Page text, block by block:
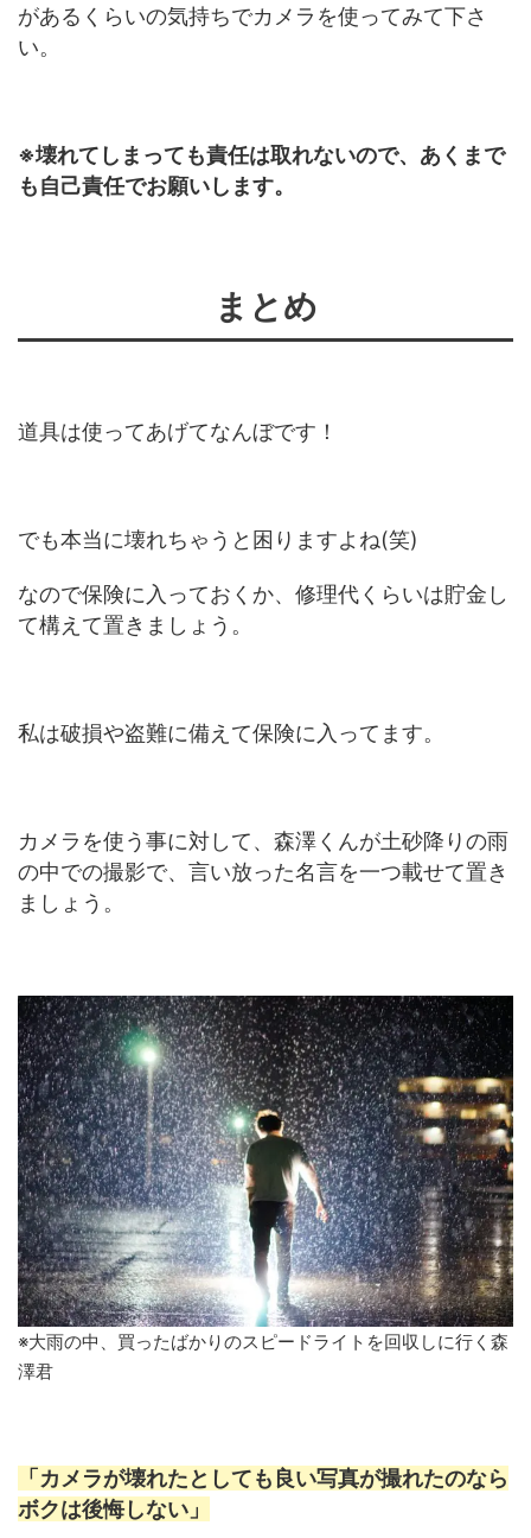
があるくらいの気持ちでカメラを使ってみて下さ
い。
※壊れてしまっても責任は取れないので、あくまで
も自己責任でお願いします。
まとめ
道具は使ってあげてなんぼです！
でも本当に壊れちゃうと困りますよね(笑)
なので保険に入っておくか、修理代くらいは貯金し
て構えて置きましょう。
私は破損や盗難に備えて保険に入ってます。
カメラを使う事に対して、森澤くんが土砂降りの雨
の中での撮影で、言い放った名言を一つ載せて置き
ましょう。
※大雨の中、買ったばかりのスピードライトを回収しに行く森
澤君
「カメラが壊れたとしても良い写真が撮れたのなら
ボクは後悔しない」